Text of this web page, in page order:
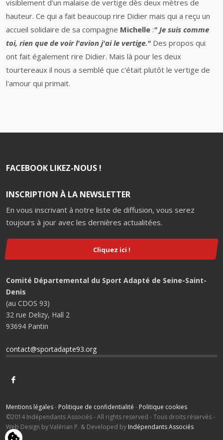
visiblement d'un malaise de vertige dès deux mètres de
hauteur. Ce qui a fait beaucoup rire Didier mais qui a reçu un
accueil solidaire de sa compagne Michelle :" Je suis comme
toi, rien que de voir l'avion j'ai le vertige." Des propos qui
ont fait également rire Didier. Mais là pour les deux
tourtereaux il nous a semblé que c'était plutôt le vertige de
l'amour qui primait.
FACEBOOK LIKEZ-NOUS !
INSCRIPTION À LA NEWSLETTER
En vous inscrivant à notre liste de diffusion, vous serez
toujours à jour avec les dernières actualitées.
Cliquez ici !
Comité Départemental du Sport Adapté de Seine-Saint-
Denis
(au CDOS 93)
32 rue Delizy, Hall 2
93694 Pantin
contact@sportadapte93.org
Mentions légales- Politique de confidentialité - Politique cookies
©2014 Indépendants Associés - All rights reserved - Tous droits réservés -
Web Design by Valérian P. & Developed by Indépendants Associés